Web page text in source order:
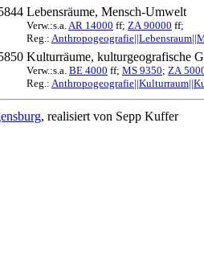
Lebensräume, Mensch-Umwelt
Verw.:s.a.AR 14000 ff; ZA 90000 ff;
Reg.:
Kulturräume, kulturgeografische
Verw.:s.a. BE 4000 ff; MS 9350; ZA
Reg.:
, realisiert von Sepp Kuffer